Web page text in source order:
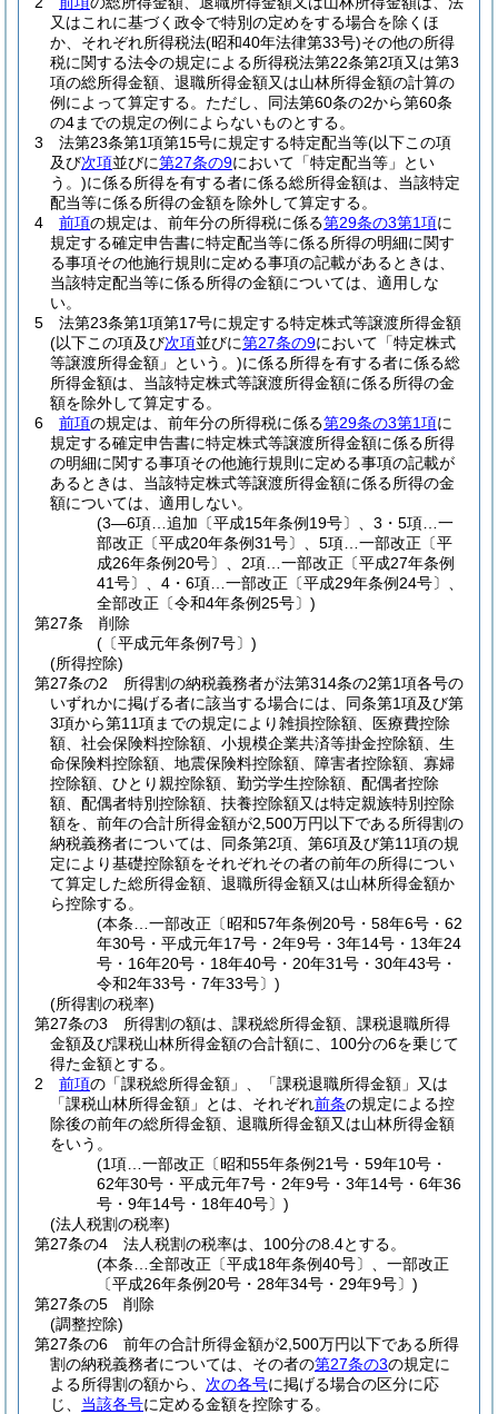
又はこれに基づく政令で特別の定めをする場合を除くほ
か、それぞれ所得税法(昭和40年法律第33号)その他の所得
税に関する法令の規定による所得税法第22条第2項又は第3
項の総所得金額、退職所得金額又は山林所得金額の計算の
例によって算定する。 ただし、同法第60条の2から第60条
の4までの規定の例によらないものとする。
3
法第23条第1項第15号に規定する特定配当等(以下この項
及び次項並びに第27条の9において「特定配当等」とい
う。)に係る所得を有する者に係る総所得金額は、当該特定
配当等に係る所得の金額を除外して算定する。
4
前項の規定は、前年分の所得税に係る第29条の3第1項に
規定する確定申告書に特定配当等に係る所得の明細に関す
る事項その他施行規則に定める事項の記載があるときは、
当該特定配当等に係る所得の金額については、適用しな
い。
5
法第23条第1項第17号に規定する特定株式等譲渡所得金額
(以下この項及び次項並びに第27条の9において「特定株式
等譲渡所得金額」という。)に係る所得を有する者に係る総
所得金額は、当該特定株式等譲渡所得金額に係る所得の金
額を除外して算定する。
6
前項の規定は、前年分の所得税に係る第29条の3第1項に
規定する確定申告書に特定株式等譲渡所得金額に係る所得
の明細に関する事項その他施行規則に定める事項の記載が
あるときは、当該特定株式等譲渡所得金額に係る所得の金
額については、適用しない。
(3―6項…追加〔平成15年条例19号〕、3・5項…一
部改正〔平成20年条例31号〕、5項…一部改正〔平
成26年条例20号〕、2項…一部改正〔平成27年条例
41号〕、4・6項…一部改正〔平成29年条例24号〕、
全部改正〔令和4年条例25号〕)
第27条
削除
(〔平成元年条例7号〕)
(所得控除)
第27条の2
所得割の納税義務者が法第314条の2第1項各号の
いずれかに掲げる者に該当する場合には、同条第1項及び第
3項から第11項までの規定により雑損控除額、医療費控除
額、社会保険料控除額、小規模企業共済等掛金控除額、生
命保険料控除額、地震保険料控除額、障害者控除額、寡婦
控除額、ひとり親控除額、勤労学生控除額、配偶者控除
額、配偶者特別控除額、扶養控除額又は特定親族特別控除
額を、前年の合計所得金額が2,500万円以下である所得割の
納税義務者については、同条第2項、第6項及び第11項の規
定により基礎控除額をそれぞれその者の前年の所得につい
て算定した総所得金額、退職所得金額又は山林所得金額か
ら控除する。
(本条…一部改正〔昭和57年条例20号・58年6号・62
年30号・平成元年17号・2年9号・3年14号・13年24
号・16年20号・18年40号・20年31号・30年43号・
令和2年33号・7年33号〕)
(所得割の税率)
第27条の3
所得割の額は、課税総所得金額、課税退職所得
金額及び課税山林所得金額の合計額に、100分の6を乗じて
得た金額とする。
2
前項の「課税総所得金額」、「課税退職所得金額」又は
「課税山林所得金額」とは、それぞれ前条の規定による控
除後の前年の総所得金額、退職所得金額又は山林所得金額
をいう。
(1項…一部改正〔昭和55年条例21号・59年10号・
62年30号・平成元年7号・2年9号・3年14号・6年36
号・9年14号・18年40号〕)
(法人税割の税率)
第27条の4
法人税割の税率は、100分の8.4とする。
(本条…全部改正〔平成18年条例40号〕、一部改正
〔平成26年条例20号・28年34号・29年9号〕)
第27条の5
削除
(調整控除)
第27条の6
前年の合計所得金額が2,500万円以下である所得
割の納税義務者については、その者の第27条の3の規定に
よる所得割の額から、 次の各号に掲げる場合の区分に応
じ、 当該各号に定める金額を控除する。